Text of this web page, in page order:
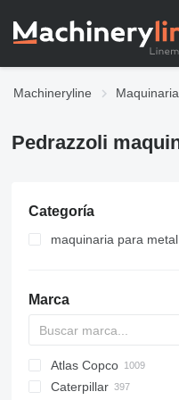
Machineryline
Pedrazzoli
Categoría
maquinaria para metal
Marca
PDS
APD
AB
Ensis
Pega
VZ
AG3
Atlas Copco
DrillAir
QAS
PDP
E-series
B-series
BM
GFS
VT
Rover
533
Airpure
BySprint Fiber
CK
SR
Caterpillar